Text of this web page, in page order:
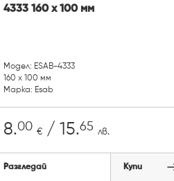
4333 160 х 100 мм
Модел: ESAB-4333
160 х 100 мм
Марка: Esab
8.00 €/ 15.65 лв.
Разгледай Купи